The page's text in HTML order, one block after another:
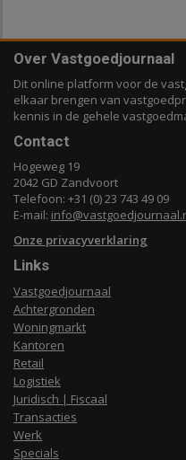
Over Vastgoedjournaal
Dit online platform voor de
elkaar brengen van
kennis in de gehele
Contact
Hogeweg 19
2042 GD Zandvoort
Telefoon: +31 (0) 23 743 49 09
E-mail:
Onze privacyverklaring
Links
Vastgoedjournaal
Achtergronden
Woningmarkt
Kantoren
Retail
Logistiek
Juridisch | Fiscaal
Transacties
Werk
Specials